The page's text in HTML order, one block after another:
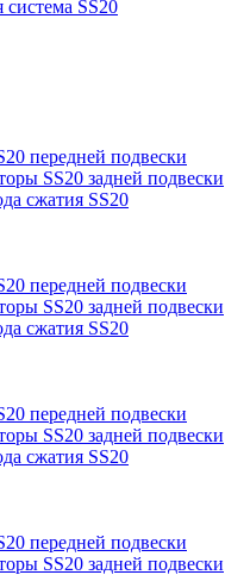
система SS20
передней подвески
SS20 задней подвески
сжатия SS20
передней подвески
SS20 задней подвески
сжатия SS20
передней подвески
SS20 задней подвески
сжатия SS20
передней подвески
SS20 задней подвески